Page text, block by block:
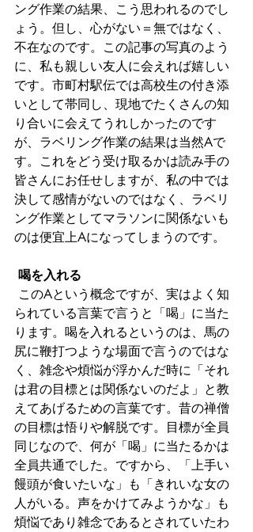
ング作業の結果、こう思われるのでし
ょう。但し、心がない＝無ではなく、
不在なのです。この記事の写真のよう
に、私も親しい友人に会えれば嬉しい
です。市町村駅伝では高校生の付き添
いとして帯同し、現地でたくさんの知
り合いに会えてうれしかったのです
が、ラベリング作業の結果は当然Aで
す。これをどう受け取るかは読み手の
皆さんにお任せしますが、私の中では
決して感情がないのではなく、ラベリ
ング作業としてマラソンに関係ないも
のは便宜上Aになってしまうのです。
喝を入れる
られている言葉で言うと「喝」に当た
ります。喝を入れるというのは、馬の
尻に鞭打つような場面で言うのではな
く、雑念や煩悩が浮かんだ時に「それ
は君の目標とは関係ないのだよ」と教
えてあげるための言葉です。昔の禅僧
の目標は悟りや解脱です。目標が全員
同じなので、何が「喝」に当たるかは
全員共通でした。ですから、「上手い
饅頭が食いたいな」も「きれいな女の
人がいる。声をかけてみようかな」も
煩悩であり雑念であるとされていたわ